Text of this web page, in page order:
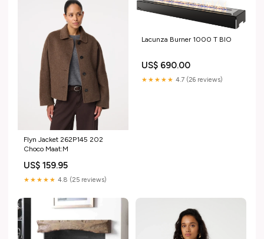
Flyn Jacket 262P145 202
Choco Maat:M
US$ 159.95
★★★★★ 4.8 (25 reviews)
Lacunza Burner 1000 T BIO
US$ 690.00
★★★★★ 4.7 (26 reviews)